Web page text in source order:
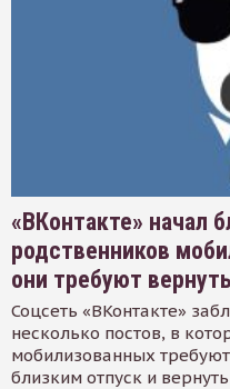
«ВКонтакте» начал
родственников
они требуют
Соцсеть «ВКонтакте»
несколько постов, в
мобилизованных
близким отпуск и